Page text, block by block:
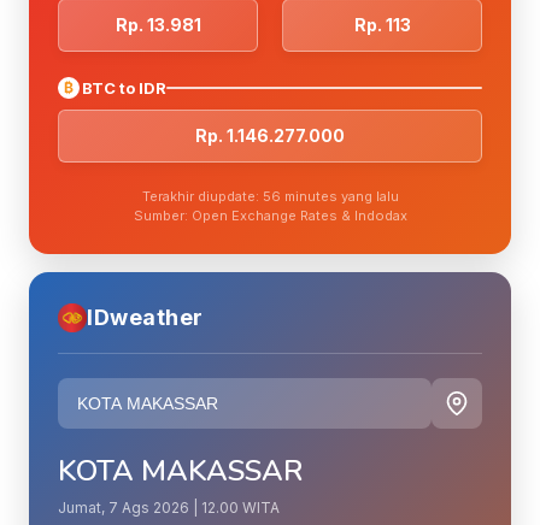
Rp. 13.981 Rp. 113
₿ BTC to IDR
Rp. 1.146.277.000
Terakhir diupdate: 56 minutes yang lalu
Sumber: Open Exchange Rates & Indodax
IDweather
KOTA MAKASSAR
Jumat, 7 Ags 2026 | 12.00 WITA